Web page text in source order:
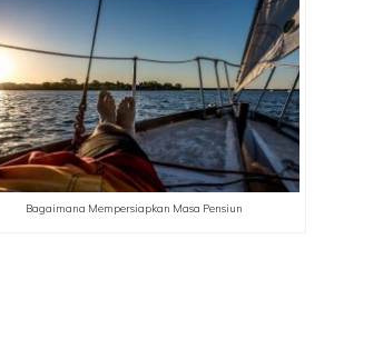
Bagaimana Mempersiapkan Masa Pensiun